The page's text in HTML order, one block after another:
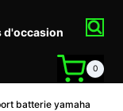
d'occasion
0
batterie yamaha